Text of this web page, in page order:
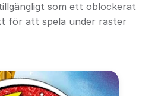
som ett oblockerat
för att spela under raster